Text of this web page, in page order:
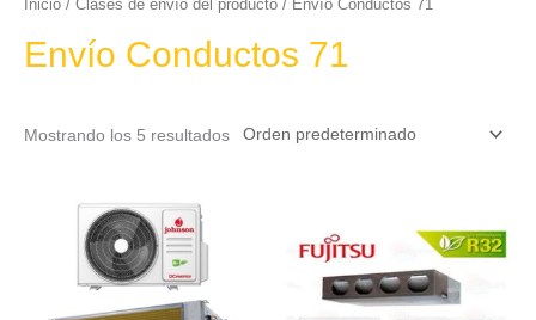
Inicio / Clases de envío del producto / Envío Conductos 71
Envío Conductos 71
Mostrando los 5 resultados